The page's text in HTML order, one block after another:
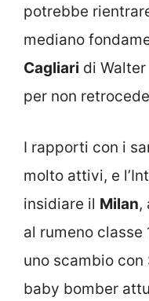
potrebbe
mediano
Cagliari di
per non
I rapporti con i
molto attivi, e
insidiare il Milan,
al rumeno
uno scambio con
baby bomber